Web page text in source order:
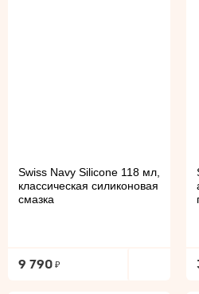
Swiss Navy Silicone 118 мл,
классическая силиконовая
смазка
9 790